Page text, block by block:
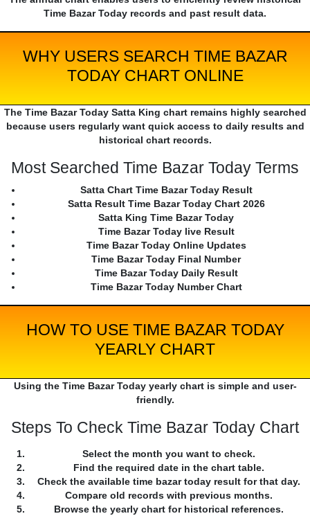
Time Bazar Today records and past result data.
WHY USERS SEARCH TIME BAZAR
TODAY CHART ONLINE
The Time Bazar Today Satta King chart remains highly searched
because users regularly want quick access to daily results and
historical chart records.
Most Searched Time Bazar Today Terms
Satta Chart Time Bazar Today Result
Satta Result Time Bazar Today Chart 2026
Satta King Time Bazar Today
Time Bazar Today live Result
Time Bazar Today Online Updates
Time Bazar Today Final Number
Time Bazar Today Daily Result
Time Bazar Today Number Chart
HOW TO USE TIME BAZAR TODAY
YEARLY CHART
Using the Time Bazar Today yearly chart is simple and user-
friendly.
Steps To Check Time Bazar Today Chart
Select the month you want to check.
Find the required date in the chart table.
Check the available time bazar today result for that day.
Compare old records with previous months.
Browse the yearly chart for historical references.